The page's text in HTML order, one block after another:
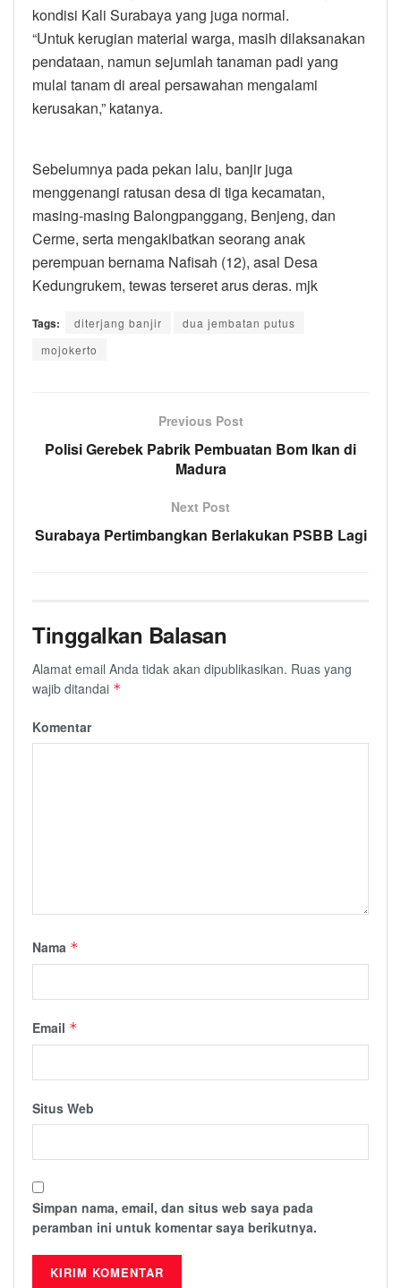
kondisi Kali Surabaya yang juga normal.
“Untuk kerugian material warga, masih dilaksanakan
pendataan, namun sejumlah tanaman padi yang
mulai tanam di areal persawahan mengalami
kerusakan,” katanya.
Sebelumnya pada pekan lalu, banjir juga
menggenangi ratusan desa di tiga kecamatan,
masing-masing Balongpanggang, Benjeng, dan
Cerme, serta mengakibatkan seorang anak
perempuan bernama Nafisah (12), asal Desa
Kedungrukem, tewas terseret arus deras. mjk
Tags: diterjang banjir
dua jembatan putus
mojokerto
Previous Post
Polisi Gerebek Pabrik Pembuatan Bom Ikan di
Madura
Next Post
Surabaya Pertimbangkan Berlakukan PSBB Lagi
Tinggalkan Balasan
Alamat email Anda tidak akan dipublikasikan. Ruas yang
wajib ditandai *
Komentar
Nama *
Email *
Situs Web
Simpan nama, email, dan situs web saya pada
peramban ini untuk komentar saya berikutnya.